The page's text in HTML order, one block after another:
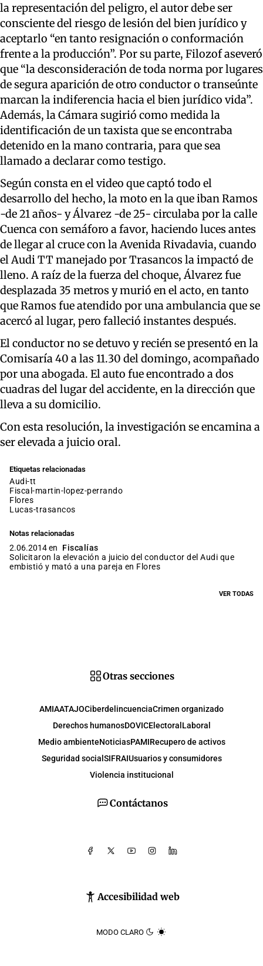
la representación del peligro, el autor debe ser
consciente del riesgo de lesión del bien jurídico y
aceptarlo “en tanto resignación o conformación
frente a la producción”. Por su parte, Filozof aseveró
que “la desconsideración de toda norma por lugares
de segura aparición de otro conductor o transeúnte
marcan la indiferencia hacia el bien jurídico vida”.
Además, la Cámara sugirió como medida la
identificación de un taxista que se encontraba
detenido en la mano contraria, para que sea
llamado a declarar como testigo.
Según consta en el video que captó todo el
desarrollo del hecho, la moto en la que iban Ramos
-de 21 años- y Álvarez -de 25- circulaba por la calle
Cuenca con semáforo a favor, haciendo luces antes
de llegar al cruce con la Avenida Rivadavia, cuando
el Audi TT manejado por Trasancos la impactó de
lleno. A raíz de la fuerza del choque, Álvarez fue
desplazada 35 metros y murió en el acto, en tanto
que Ramos fue atendido por una ambulancia que se
acercó al lugar, pero falleció instantes después.
El conductor no se detuvo y recién se presentó en la
Comisaría 40 a las 11.30 del domingo, acompañado
por una abogada. El auto fue encontrado a dos
cuadras del lugar del accidente, en la dirección que
lleva a su domicilio.
Con esta resolución, la investigación se encamina a
ser elevada a juicio oral.
Etiquetas relacionadas
audi-tt
fiscal-martin-lopez-perrando
flores
lucas-trasancos
Notas relacionadas
2.06.2014 en
Fiscalías
Solicitaron la elevación a juicio del conductor del Audi que
embistió y mató a una pareja en Flores
VER TODAS
Contáctanos
Accesibilidad web
MODO CLARO
Otras secciones
AMIAATAJOCiberdelincuenciaCrimen organizado
Derechos humanosDOVICElectoral Laboral
Medio ambienteNoticiasPAMIRecupero de activos
Seguridad social SIFRAIUsuarios y consumidores
Violencia institucional